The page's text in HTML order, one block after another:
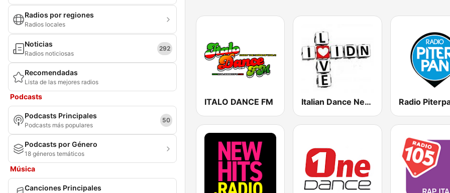
Radios por regiones
Radios locales
Noticias
Radios noticiosas
292
Recomendadas
Lista de las mejores radios
Podcasts
Podcasts Principales
Podcasts más populares
50
Podcasts por Género
18 géneros temáticos
Música
Canciones Principales
ITALO DANCE FM Italian Dance Network Radio